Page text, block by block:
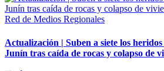
Red de Medios Regionales
Actualización | Suben a siete los
Junín tras caída de rocas y colapso de